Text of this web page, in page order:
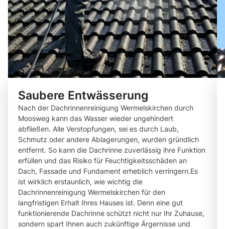
Saubere Entwässerung
Nach der Dachrinnenreinigung Wermelskirchen durch
Moosweg kann das Wasser wieder ungehindert
abfließen. Alle Verstopfungen, sei es durch Laub,
Schmutz oder andere Ablagerungen, wurden gründlich
entfernt. So kann die Dachrinne zuverlässig ihre Funktion
erfüllen und das Risiko für Feuchtigkeitsschäden an
Dach, Fassade und Fundament erheblich verringern.Es
ist wirklich erstaunlich, wie wichtig die
Dachrinnenreinigung Wermelskirchen für den
langfristigen Erhalt Ihres Hauses ist. Denn eine gut
funktionierende Dachrinne schützt nicht nur Ihr Zuhause,
sondern spart Ihnen auch zukünftige Ärgernisse und